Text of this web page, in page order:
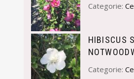
Categorie:
HIBISCUS
Categorie: